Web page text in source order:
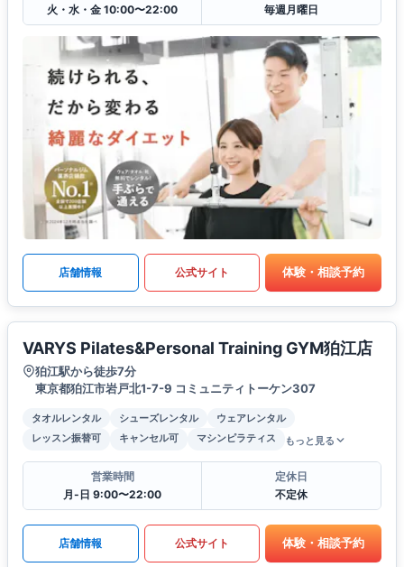
火・水・金 10:00〜22:00
毎週月曜日
店舗情報 公式サイト 体験・相談予約
VARYS Pilates&Personal Training GYM狛江店
狛江駅から徒歩7分
東京都狛江市岩戸北1-7-9 コミュニティトーケン307
タオルレンタル シューズレンタル
ウェアレンタル
レッスン振替可
キャンセル可 マシンピラティス もっと見る
営業時間
月-日 9:00〜22:00
定休日
不定休
店舗情報 公式サイト 体験・相談予約